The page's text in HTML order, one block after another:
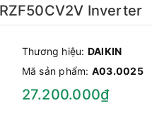
Inverter
Thương hiệu: DAIKIN
Mã sản phẩm: A03.0025
27.200.000₫